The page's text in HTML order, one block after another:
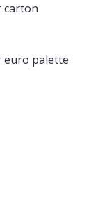
carton
euro palette